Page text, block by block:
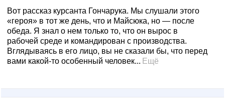
Вот рассказ курсанта Гончарука. Мы слушали этого
«героя» в тот же день, что и Майсюка, но — после
обеда. Я знал о нем только то, что он вырос в
рабочей среде и командирован с производства.
Вглядываясь в его лицо, вы не сказали бы, что перед
вами какой-то особенный человек... Ещё